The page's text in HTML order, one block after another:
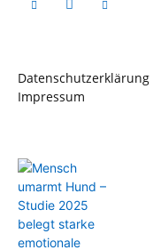
Datenschutzerklärung
Impressum